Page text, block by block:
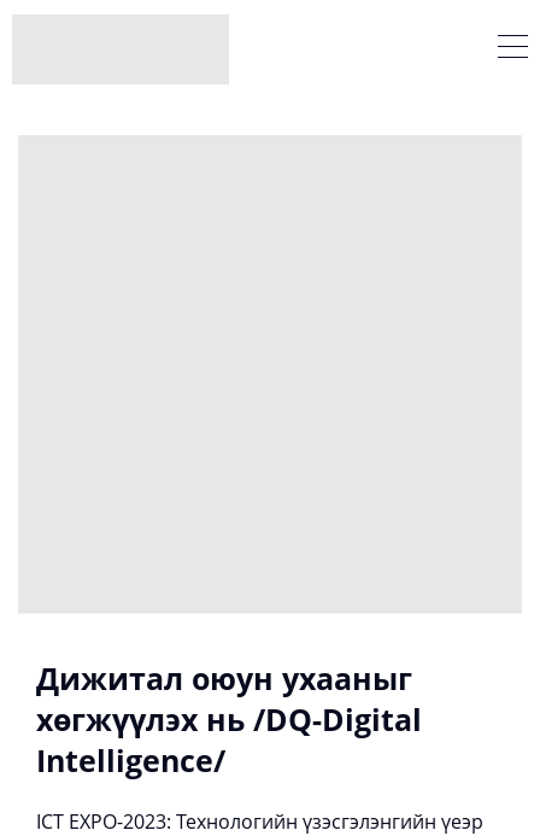
Дижитал оюун ухааныг
хөгжүүлэх нь /DQ-Digital
Intelligence/
ICT EXPO-2023: Технологийн үзэсгэлэнгийн үеэр